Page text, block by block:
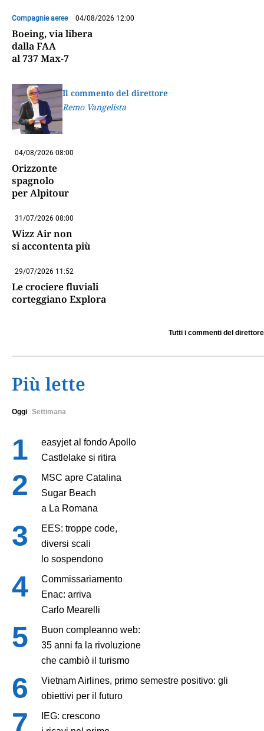
Compagnie aeree 04/08/2026 12:00
Boeing, via libera
dalla FAA
al 737 Max-7
Il commento del direttore
Remo Vangelista
04/08/2026 08:00
Orizzonte
spagnolo
per Alpitour
31/07/2026 08:00
Wizz Air non
si accontenta più
29/07/2026 11:52
Le crociere fluviali
corteggiano Explora
Tutti i commenti del direttore
Più lette
Oggi Settimana
easyjet al fondo Apollo
Castlelake si ritira
MSC apre Catalina
Sugar Beach
a La Romana
EES: troppe code,
diversi scali
lo sospendono
Commissariamento
Enac: arriva
Carlo Mearelli
Buon compleanno web:
35 anni fa la rivoluzione
che cambiò il turismo
Vietnam Airlines, primo semestre positivo: gli
obiettivi per il futuro
IEG: crescono